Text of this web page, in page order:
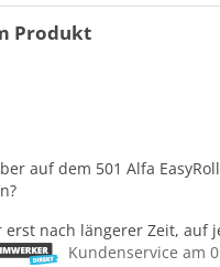
Produkt
auf dem 501 Alfa
erst nach längerer Zeit, auf
Kundenservice am